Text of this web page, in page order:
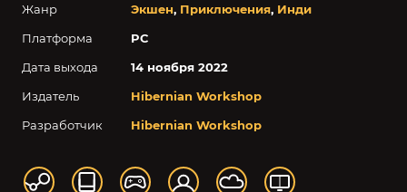
Жанр Экшен, Приключения, Инди
Платформа
PC
Дата выхода
14 ноября 2022
Издатель
Hibernian Workshop
Разработчик
Hibernian Workshop